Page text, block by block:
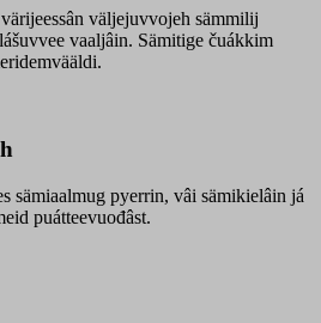
väljejuvvojeh sämmilij
vaaljâin. Sämitige čuákkim
sämiaalmug pyerrin, vâi sämikielâin já
puátteevuođâst.